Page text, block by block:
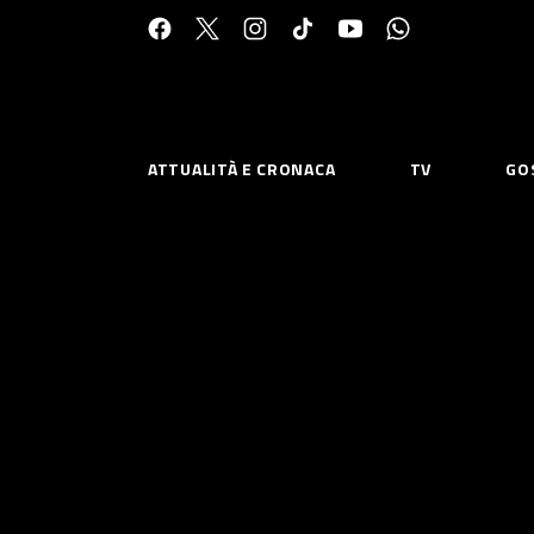
ATTUALITÀ E CRONACA TV